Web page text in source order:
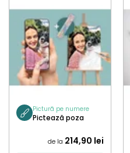
Pictură pe numere
Pictează poza
de la 214,90 lei